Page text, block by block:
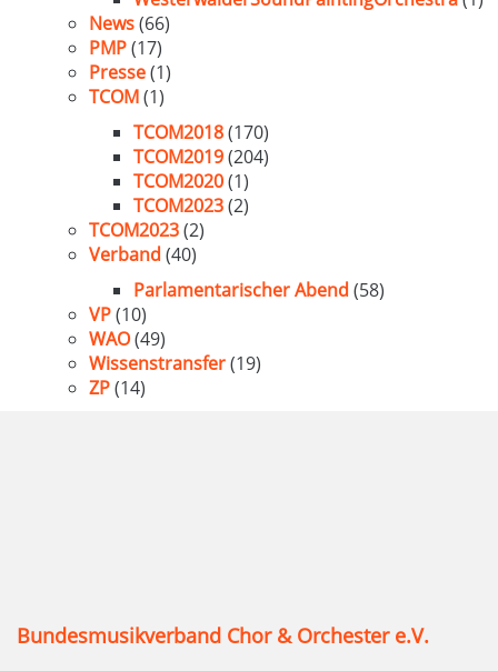
News(66)
PMP(17)
Presse(1)
TCOM(1)
TCOM2018(170)
TCOM2019(204)
TCOM2020(1)
TCOM2023(2)
TCOM2023(2)
Verband (40)
Parlamentarischer Abend (58)
VP(10)
WAO(49)
Wissenstransfer(19)
ZP(14)
Bundesmusikverband Chor & Orchester e.V.